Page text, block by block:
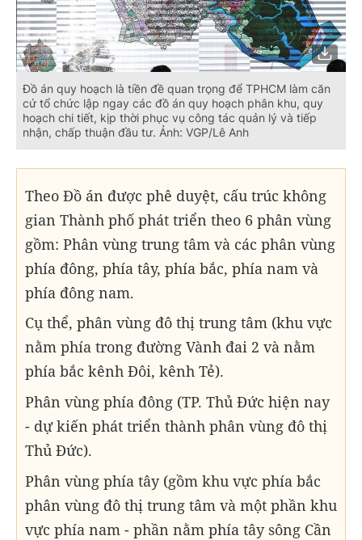
Đồ án quy hoạch là tiền đề quan trọng để TPHCM làm căn
cứ tổ chức lập ngay các đồ án quy hoạch phân khu, quy
hoạch chi tiết, kịp thời phục vụ công tác quản lý và tiếp
nhận, chấp thuận đầu tư. Ảnh: VGP/Lê Anh
Theo Đồ án được phê duyệt, cấu trúc không
gian Thành phố phát triển theo 6 phân vùng
gồm: Phân vùng trung tâm và các phân vùng
phía đông, phía tây, phía bắc, phía nam và
phía đông nam.
Cụ thể, phân vùng đô thị trung tâm (khu vực
nằm phía trong đường Vành đai 2 và nằm
phía bắc kênh Đôi, kênh Tẻ).
Phân vùng phía đông (TP. Thủ Đức hiện nay
- dự kiến phát triển thành phân vùng đô thị
Thủ Đức).
Phân vùng phía tây (gồm khu vực phía bắc
phân vùng đô thị trung tâm và một phần khu
vực phía nam - phần nằm phía tây sông Cần